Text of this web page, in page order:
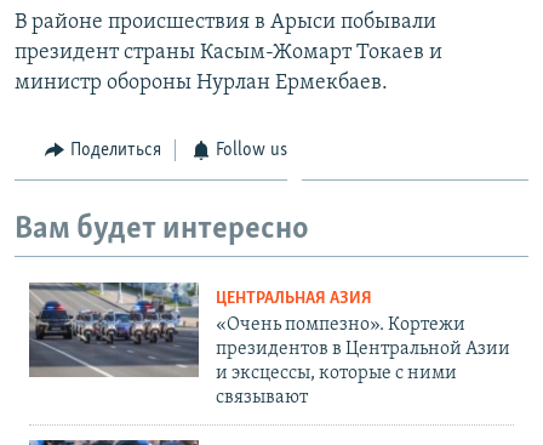
В районе происшествия в Арыси побывали
президент страны Касым-Жомарт Токаев и
министр обороны Нурлан Ермекбаев.
Поделиться Follow us
Вам будет интересно
ЦЕНТРАЛЬНАЯ АЗИЯ
«Очень помпезно». Кортежи
президентов в Центральной Азии
и эксцессы, которые с ними
связывают